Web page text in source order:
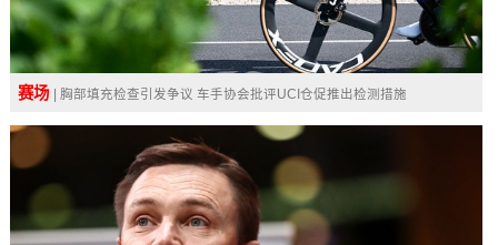
赛场 | 胸部填充检查引发争议 车手协会批评UCI仓促推出检测措施